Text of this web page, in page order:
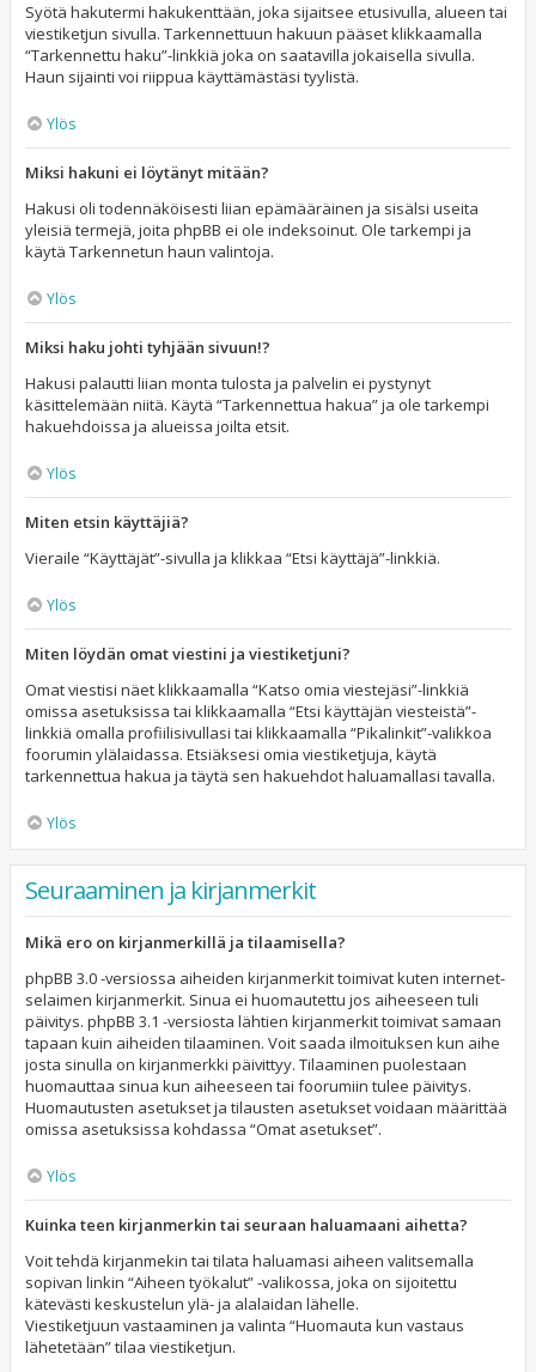
Syötä hakutermi hakukenttään, joka sijaitsee etusivulla, alueen tai
viestiketjun sivulla. Tarkennettuun hakuun pääset klikkaamalla
“Tarkennettu haku”-linkkiä joka on saatavilla jokaisella sivulla.
Haun sijainti voi riippua käyttämästäsi tyylistä.
Ylös
Miksi hakuni ei löytänyt mitään?
Hakusi oli todennäköisesti liian epämääräinen ja sisälsi useita
yleisiä termejä, joita phpBB ei ole indeksoinut. Ole tarkempi ja
käytä Tarkennetun haun valintoja.
Ylös
Miksi haku johti tyhjään sivuun!?
Hakusi palautti liian monta tulosta ja palvelin ei pystynyt
käsittelemään niitä. Käytä “Tarkennettua hakua” ja ole tarkempi
hakuehdoissa ja alueissa joilta etsit.
Ylös
Miten etsin käyttäjiä?
Vieraile “Käyttäjät”-sivulla ja klikkaa “Etsi käyttäjä”-linkkiä.
Ylös
Miten löydän omat viestini ja viestiketjuni?
Omat viestisi näet klikkaamalla “Katso omia viestejäsi”-linkkiä
omissa asetuksissa tai klikkaamalla “Etsi käyttäjän viesteistä”-
linkkiä omalla profiilisivullasi tai klikkaamalla “Pikalinkit”-valikkoa
foorumin ylälaidassa. Etsiäksesi omia viestiketjuja, käytä
tarkennettua hakua ja täytä sen hakuehdot haluamallasi tavalla.
Ylös
Seuraaminen ja kirjanmerkit
Mikä ero on kirjanmerkillä ja tilaamisella?
phpBB 3.0 -versiossa aiheiden kirjanmerkit toimivat kuten internet-
selaimen kirjanmerkit. Sinua ei huomautettu jos aiheeseen tuli
päivitys. phpBB 3.1 -versiosta lähtien kirjanmerkit toimivat samaan
tapaan kuin aiheiden tilaaminen. Voit saada ilmoituksen kun aihe
josta sinulla on kirjanmerkki päivittyy. Tilaaminen puolestaan
huomauttaa sinua kun aiheeseen tai foorumiin tulee päivitys.
Huomautusten asetukset ja tilausten asetukset voidaan määrittää
omissa asetuksissa kohdassa “Omat asetukset”.
Ylös
Kuinka teen kirjanmerkin tai seuraan haluamaani aihetta?
Voit tehdä kirjanmekin tai tilata haluamasi aiheen valitsemalla
sopivan linkin “Aiheen työkalut” -valikossa, joka on sijoitettu
kätevästi keskustelun ylä- ja alalaidan lähelle.
Viestiketjuun vastaaminen ja valinta “Huomauta kun vastaus
lähetetään” tilaa viestiketjun.